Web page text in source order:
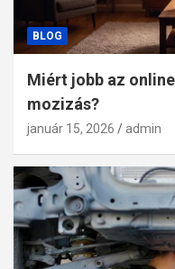
BLOG
Miért jobb az
mozizás?
január 15, 2026 admin